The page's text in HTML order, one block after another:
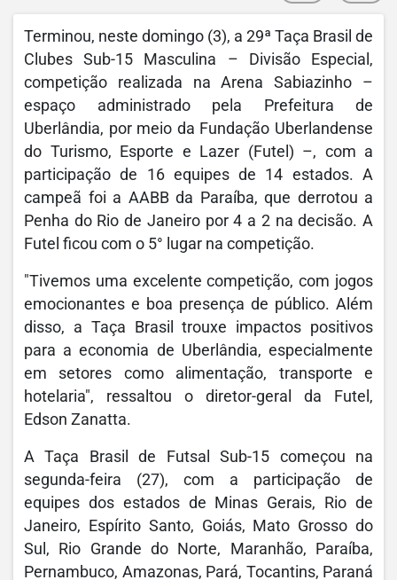
Terminou, neste domingo (3), a 29ª Taça Brasil de
Clubes Sub-15 Masculina – Divisão Especial,
competição realizada na Arena Sabiazinho –
espaço administrado pela Prefeitura de
Uberlândia, por meio da Fundação Uberlandense
do Turismo, Esporte e Lazer (Futel) –, com a
participação de 16 equipes de 14 estados. A
campeã foi a AABB da Paraíba, que derrotou a
Penha do Rio de Janeiro por 4 a 2 na decisão. A
Futel ficou com o 5° lugar na competição.
"Tivemos uma excelente competição, com jogos
emocionantes e boa presença de público. Além
disso, a Taça Brasil trouxe impactos positivos
para a economia de Uberlândia, especialmente
em setores como alimentação, transporte e
hotelaria", ressaltou o diretor-geral da Futel,
Edson Zanatta.
A Taça Brasil de Futsal Sub-15 começou na
segunda-feira (27), com a participação de
equipes dos estados de Minas Gerais, Rio de
Janeiro, Espírito Santo, Goiás, Mato Grosso do
Sul, Rio Grande do Norte, Maranhão, Paraíba,
Pernambuco, Amazonas, Pará, Tocantins, Paraná